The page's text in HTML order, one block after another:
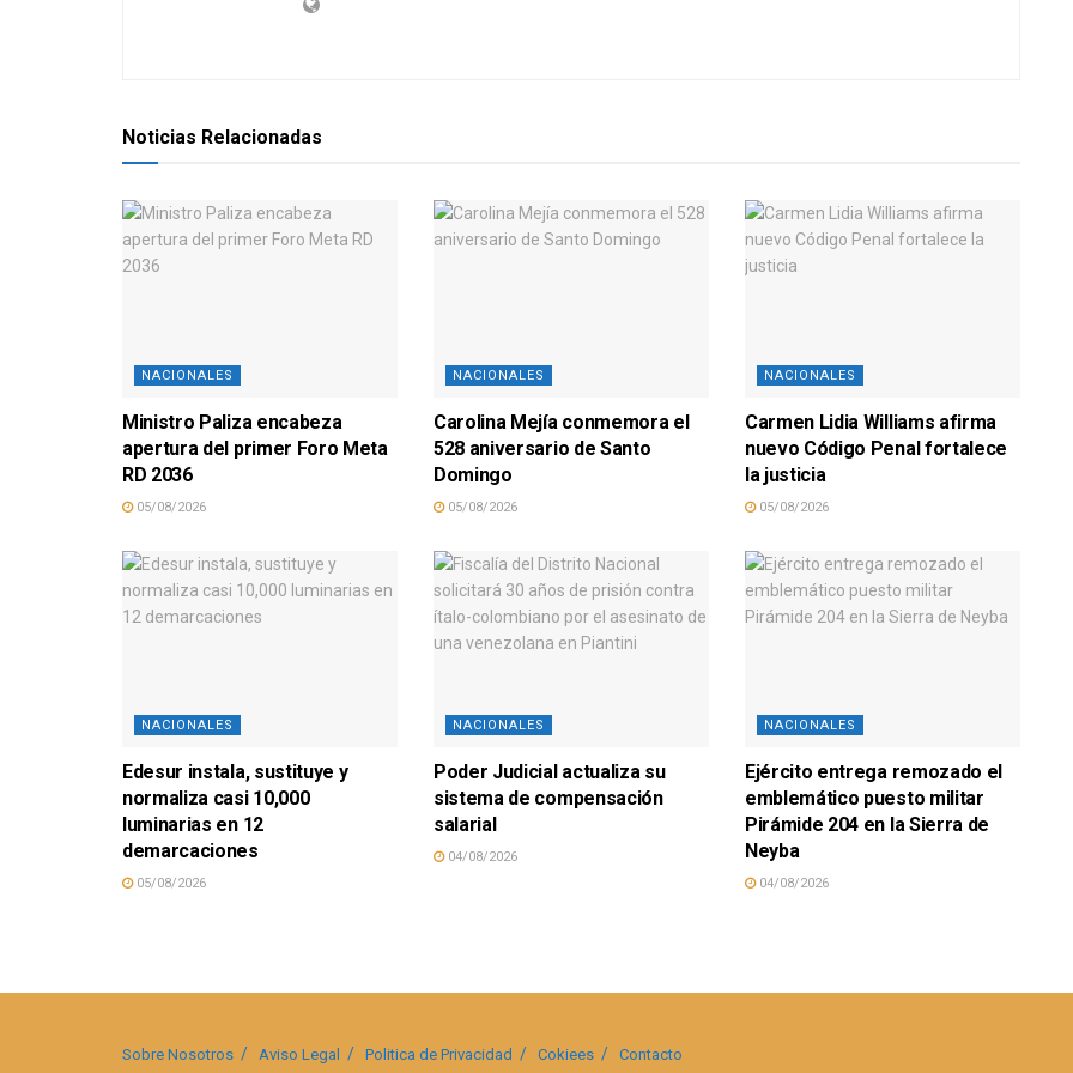
Noticias Relacionadas
NACIONALES
Ministro Paliza encabeza
apertura del primer Foro Meta
RD 2036
05/08/2026
NACIONALES
Carolina Mejía conmemora el
528 aniversario de Santo
Domingo
05/08/2026
NACIONALES
Carmen Lidia Williams afirma
nuevo Código Penal fortalece
la justicia
05/08/2026
NACIONALES
Edesur instala, sustituye y
normaliza casi 10,000
luminarias en 12
demarcaciones
05/08/2026
NACIONALES
Poder Judicial actualiza su
sistema de compensación
salarial
04/08/2026
NACIONALES
Ejército entrega remozado el
emblemático puesto militar
Pirámide 204 en la Sierra de
Neyba
04/08/2026
Sobre Nosotros Aviso Legal Politica de Privacidad Cokiees Contacto